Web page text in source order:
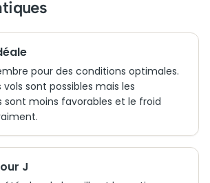
pour des conditions optimales.
vols sont possibles mais les
sont moins favorables et le froid
J